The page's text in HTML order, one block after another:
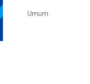
Umum